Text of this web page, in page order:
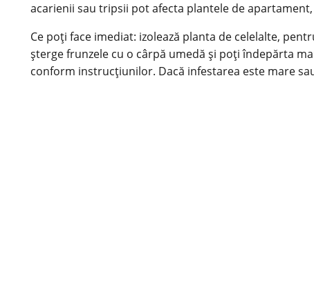
acarienii sau tripsii pot afecta plantele de
Ce poți face imediat: izolează planta de celelalte,
șterge frunzele cu o cârpă umedă și poți îndepărta
conform instrucțiunilor. Dacă infestarea este mare